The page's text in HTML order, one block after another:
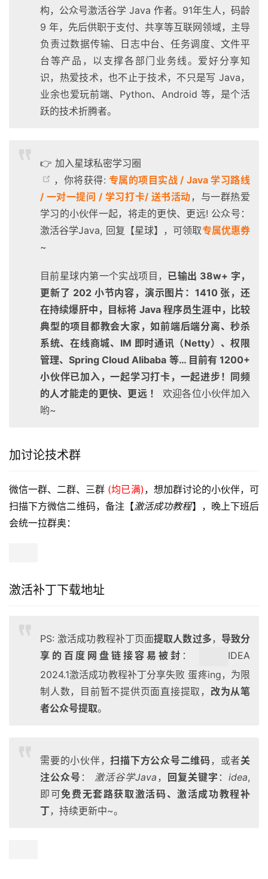
构，公众号激活谷学 Java 作者。91年生人，码龄
9 年，先后供职于支付、共享等互联网领域，主导
负责过数据传输、日志中台、任务调度、文件平
台等产品，以支撑各部门业务线。爱好分享知
识，热爱技术，也不止于技术，不只是写 Java，
业余也爱玩前端、Python、Android 等，是个活
跃的技术折腾者。
👉 加入星球私密学习圈
，你将获得:专属的项目实战 / Java 学习路线
/ 一对一提问 / 学习打卡/ 送书活动，与一群热爱
学习的小伙伴一起，将走的更快、更远! 公众号：
激活谷学Java, 回复【星球】，可领取专属优惠券
~
目前星球内第一个实战项目， 已输出 38w+ 字，
更新了 202 小节内容，演示图片：1410 张，还
在持续爆肝中，目标将 Java 程序员生涯中，比较
典型的项目都教会大家，如前端后端分离、秒杀
系统、在线商城、IM 即时通讯（Netty）、权限
管理、Spring Cloud Alibaba 等… 目前有 1200+
小伙伴已加入，一起学习打卡，一起进步！同频
的人才能走的更快、更远 ！
欢迎各位小伙伴加入
哟~
加讨论技术群
微信一群、二群、三群 (均已满) ，想加群讨论的小伙伴，可
扫描下方微信二维码，备注【激活成功教程】，晚上下班后
会统一拉群奥：
激活补丁下载地址
PS: 激活成功教程补丁页面提取人数过多， 导致分
享的百度网盘链接容易被封 ：
IDEA
2024.1激活成功教程补丁分享失败 蛋疼ing，为限
制人数，目前暂不提供页面直接提取， 改为从笔
者公众号提取。
需要的小伙伴，扫描下方公众号二维码 ，或者关
注公众号 ： 激活谷学Java ， 回复关键字 ： idea,
即可免费无套路获取激活码、激活成功教程补
丁，持续更新中~。